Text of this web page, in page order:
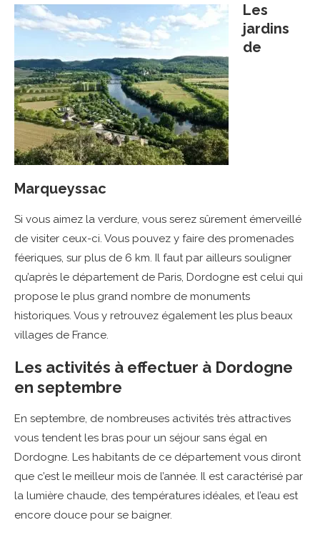
Les
jardins
de
Marqueyssac
Si vous aimez la verdure, vous serez sûrement émerveillé
de visiter ceux-ci. Vous pouvez y faire des promenades
féeriques, sur plus de 6 km. Il faut par ailleurs souligner
qu’après le département de Paris, Dordogne est celui qui
propose le plus grand nombre de monuments
historiques. Vous y retrouvez également les plus beaux
villages de France.
Les activités à effectuer à Dordogne
en septembre
En septembre, de nombreuses activités très attractives
vous tendent les bras pour un séjour sans égal en
Dordogne. Les habitants de ce département vous diront
que c’est le meilleur mois de l’année. Il est caractérisé par
la lumière chaude, des températures idéales, et l’eau est
encore douce pour se baigner.